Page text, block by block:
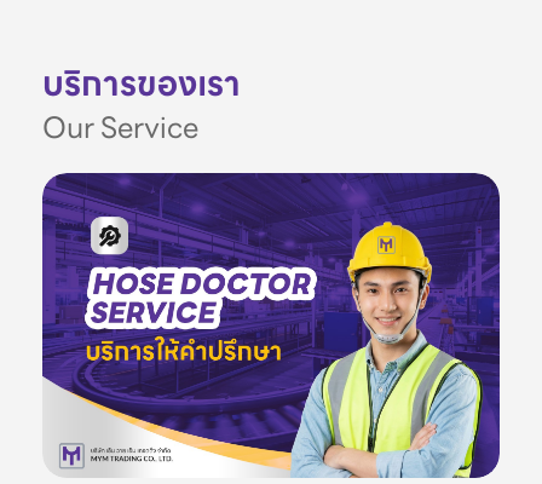
บริการของเรา
Our Service